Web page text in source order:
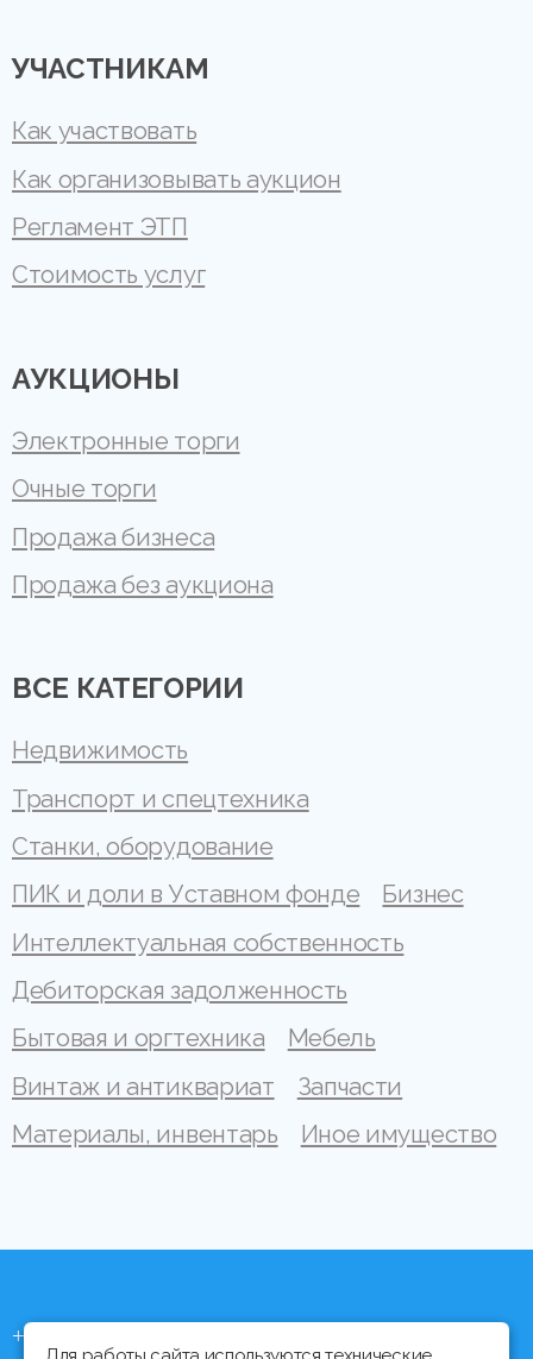
УЧАСТНИКАМ
Как участвовать
Как организовывать аукцион
Регламент ЭТП
Стоимость услуг
АУКЦИОНЫ
Электронные торги
Очные торги
Продажа бизнеса
Продажа без аукциона
ВСЕ КАТЕГОРИИ
Недвижимость
Транспорт и спецтехника
Станки, оборудование
ПИК и доли в Уставном фонде
Бизнес
Интеллектуальная собственность
Дебиторская задолженность
Бытовая и оргтехника
Мебель
Винтаж и антиквариат
Запчасти
Материалы, инвентарь
Иное имущество
+375 (44) 704 92 06